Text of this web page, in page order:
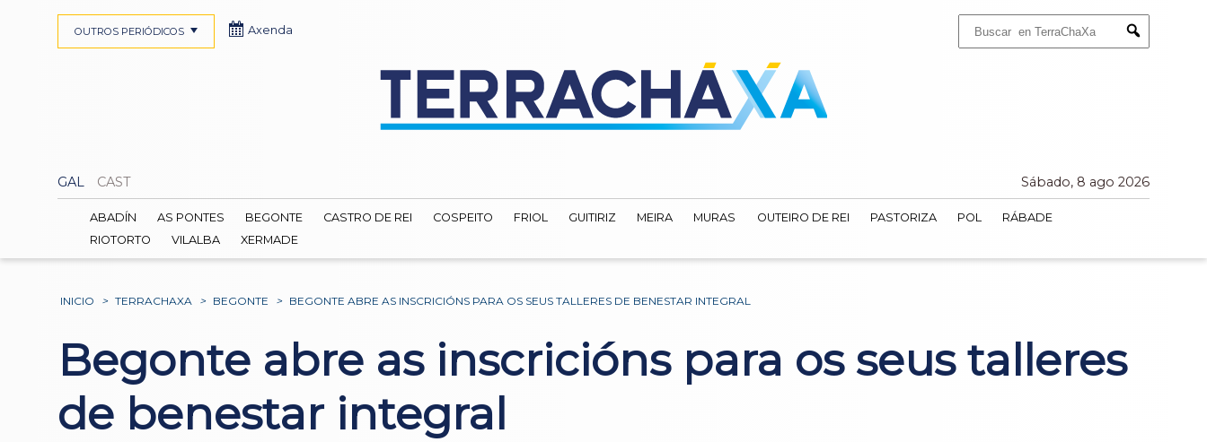
Submit
GAL CAST Sábado, 8 ago 2026
OUTROS PERIÓDICOS Axenda
ABADÍN AS PONTES BEGONTE CASTRO DE REI COSPEITO FRIOL GUITIRIZ MEIRA MURAS OUTEIRO DE REI PASTORIZA POL
RÁBADE
RIOTORTO
VILALBA XERMADE
INICIO > TERRACHAXA > BEGONTE > BEGONTE ABRE AS INSCRICIÓNS PARA OS SEUS TALLERES DE BENESTAR INTEGRAL
Begonte abre as inscricións para os seus talleres
de benestar integral